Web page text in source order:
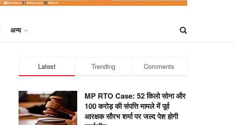
अन्य
Latest Trending Comments
MP RTO Case: 52 किलो सोना और
100 करोड़ की संपत्ति मामले में पूर्व
आरक्षक सौरभ शर्मा पर जल्द पेश होगी